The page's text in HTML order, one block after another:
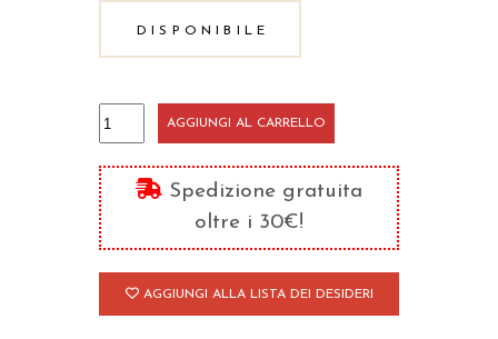
DISPONIBILE
Omelie
su
Giosuè
quantità
AGGIUNGI AL CARRELLO
Spedizione gratuita
oltre i 30€!
AGGIUNGI ALLA LISTA DEI DESIDERI